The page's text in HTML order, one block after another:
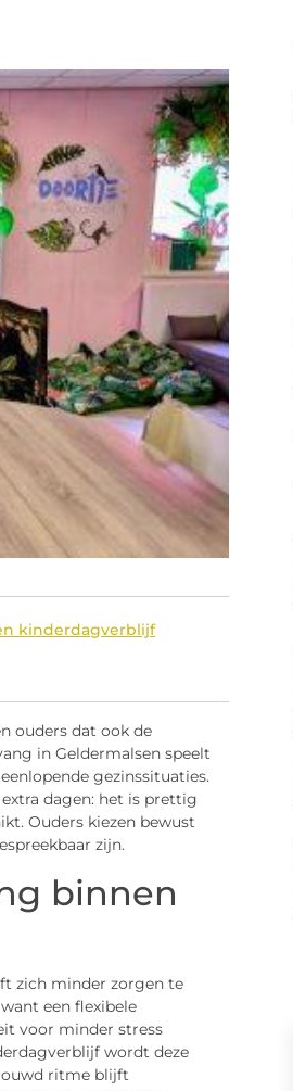
kinderdagverblijf
ouders dat ook de
in Geldermalsen speelt
gezinssituaties.
dagen: het is prettig
Ouders kiezen bewust
zijn.
binnen
zich minder zorgen te
een flexibele
voor minder stress
wordt deze
ritme blijft